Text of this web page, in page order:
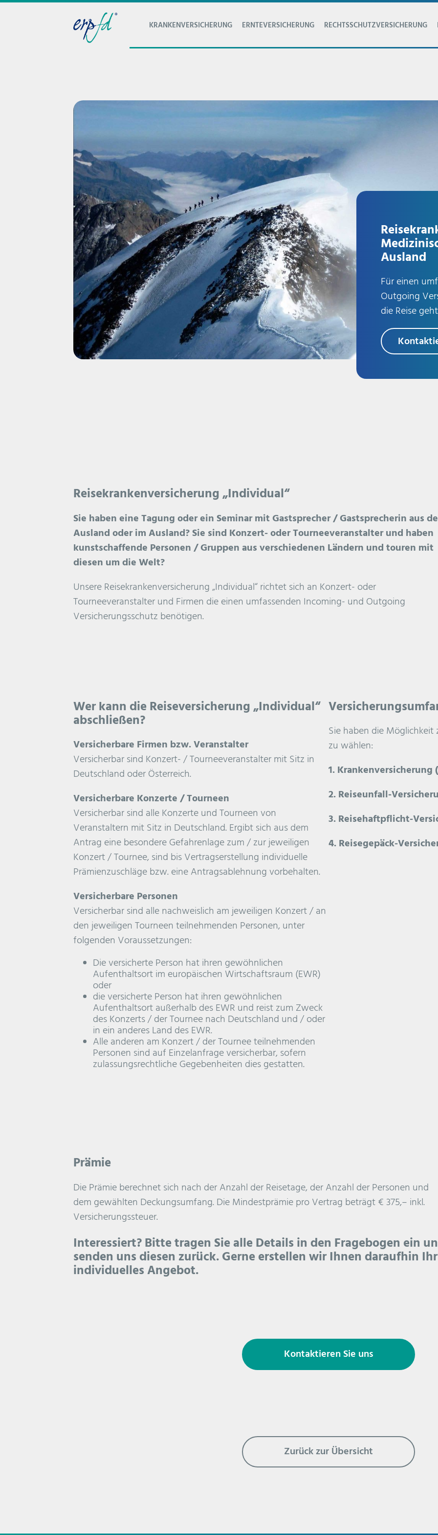
KRANKENVERSICHERUNG ERNTEVERSICHERUNG RECHTSSCHUTZVERSICHERUNG
Ausland
Für einen
Outgoing
die Reise
Reisekrankenversicherung „Individual“
Sie haben eine Tagung oder ein Seminar mit Gastsprecher / Gastsprecherin aus
Ausland oder im Ausland? Sie sind Konzert- oder Tourneeveranstalter und haben
kunstschaffende Personen / Gruppen aus verschiedenen Ländern und touren mit
diesen um die Welt?
Unsere Reisekrankenversicherung „Individual“ richtet sich an Konzert- oder
Tourneeveranstalter und Firmen die einen umfassenden Incoming- und Outgoing
Versicherungsschutz benötigen.
Wer kann die Reiseversicherung „Individual“
abschließen?
Versicherbare Firmen bzw. Veranstalter
Versicherbar sind Konzert- / Tourneeveranstalter mit Sitz in
Deutschland oder Österreich.
Versicherbare Konzerte / Tourneen
Versicherbar sind alle Konzerte und Tourneen von
Veranstaltern mit Sitz in Deutschland. Ergibt sich aus dem
Antrag eine besondere Gefahrenlage zum / zur jeweiligen
Konzert / Tournee, sind bis Vertragserstellung individuelle
Prämienzuschläge bzw. eine Antragsablehnung vorbehalten.
Versicherbare Personen
Versicherbar sind alle nachweislich am jeweiligen Konzert / an
den jeweiligen Tourneen teilnehmenden Personen, unter
folgenden Voraussetzungen:
Die versicherte Person hat ihren gewöhnlichen
Aufenthaltsort im europäischen Wirtschaftsraum (EWR)
oder
die versicherte Person hat ihren gewöhnlichen
Aufenthaltsort außerhalb des EWR und reist zum Zweck
des Konzerts / der Tournee nach Deutschland und / oder
in ein anderes Land des EWR.
Alle anderen am Konzert / der Tournee teilnehmenden
Personen sind auf Einzelanfrage versicherbar, sofern
zulassungsrechtliche Gegebenheiten dies gestatten.
Sie haben die
zu wählen:
1.
2. Reiseunfall-
3. Reisehaftpflicht-
4. Reisegepäck-
Prämie
Die Prämie berechnet sich nach der Anzahl der Reisetage, der Anzahl der Personen und
dem gewählten Deckungsumfang. Die Mindestprämie pro Vertrag beträgt € 375,– inkl.
Versicherungssteuer.
Interessiert? Bitte tragen Sie alle Details in den Fragebogen ein
senden uns diesen zurück. Gerne erstellen wir Ihnen daraufhin Ihr
individuelles Angebot.
Kontaktieren Sie uns
Zurück zur Übersicht